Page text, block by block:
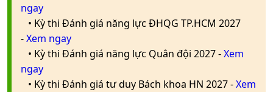
ngay
• Kỳ thi Đánh giá năng lực ĐHQG TP.HCM 2027
-Xem ngay
• Kỳ thi Đánh giá năng lực Quân đội 2027 -Xem
ngay
• Kỳ thi Đánh giá tư duy Bách khoa HN 2027 -Xem